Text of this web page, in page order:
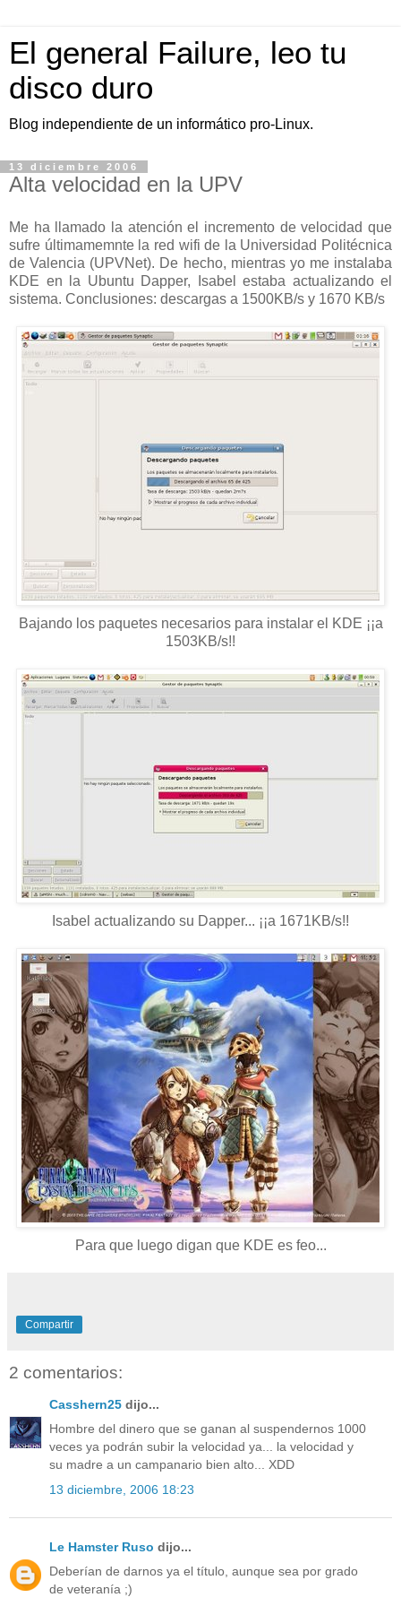
El general Failure, leo tu
disco duro
Blog independiente de un informático pro-Linux.
13 diciembre 2006
Alta velocidad en la UPV
Me ha llamado la atención el incremento de velocidad que
sufre últimamemnte la red wifi de la Universidad Politécnica
de Valencia (UPVNet). De hecho, mientras yo me instalaba
KDE en la Ubuntu Dapper, Isabel estaba actualizando el
sistema. Conclusiones: descargas a 1500KB/s y 1670 KB/s
Bajando los paquetes necesarios para instalar el KDE ¡¡a
1503KB/s!!
Isabel actualizando su Dapper... ¡¡a 1671KB/s!!
Para que luego digan que KDE es feo...
Compartir
2 comentarios:
Casshern25 dijo...
Hombre del dinero que se ganan al suspendernos 1000
veces ya podrán subir la velocidad ya... la velocidad y
su madre a un campanario bien alto... XDD
13 diciembre, 2006 18:23
Le Hamster Ruso dijo...
Deberían de darnos ya el título, aunque sea por grado
de veteranía ;)